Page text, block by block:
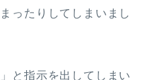
ったりしてしまいまし
と指示を出してしまい